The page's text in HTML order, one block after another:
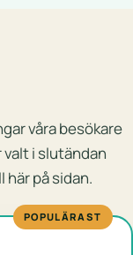
våra besökare
valt i slutändan
på sidan.
POPULÄRAST